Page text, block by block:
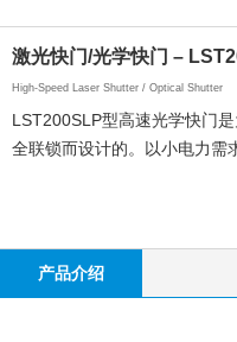
激光快门/光学快门 –
High-Speed Laser Shutter / Optical Shutter
LST200SLP型高速光学快门
全联锁而设计的。以小电力需
产品介绍